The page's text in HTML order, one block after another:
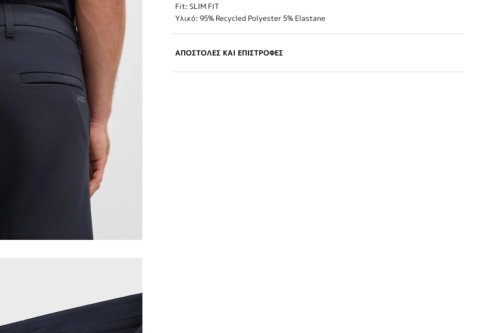
Fit: SLIM FIT
Υλικό: 95% Recycled Polyester 5% Elastane
ΑΠΟΣΤΟΛΕΣ ΚΑΙ ΕΠΙΣΤΡΟΦΕΣ